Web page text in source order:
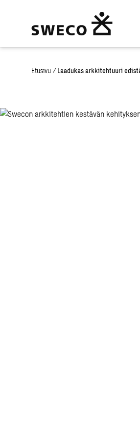
Etusivu / Laadukas arkkitehtuuri